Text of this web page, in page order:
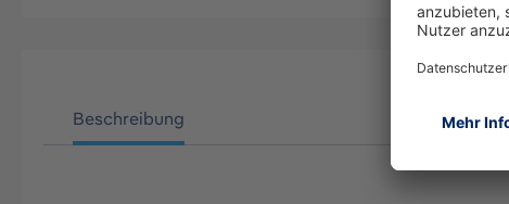
Beschreibung